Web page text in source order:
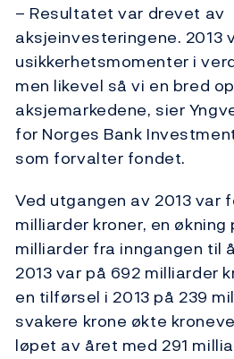
– Resultatet var drevet av
aksjeinvesteringene. 2013
usikkerhetsmomenter i
men likevel så vi en bred
aksjemarkedene, sier
for Norges Bank
som forvalter fondet.
Ved utgangen av 2013 var
milliarder kroner, en økning
milliarder fra inngangen til
2013 var på 692 milliarder
en tilførsel i 2013 på 239
svakere krone økte
løpet av året med 291